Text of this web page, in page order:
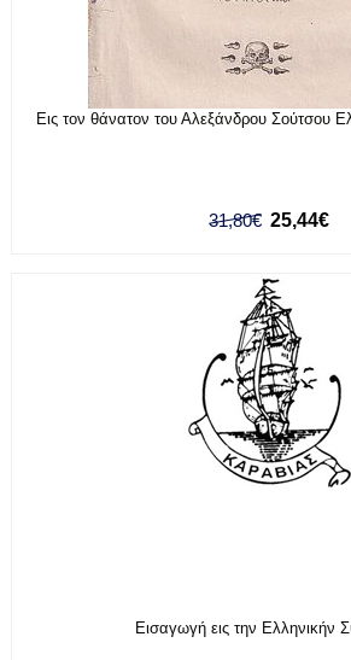
Εις τον θάνατον του Αλεξάνδρου Σούτσου
31,80€ 25,44€
Εισαγωγή εις την Ελληνικήν